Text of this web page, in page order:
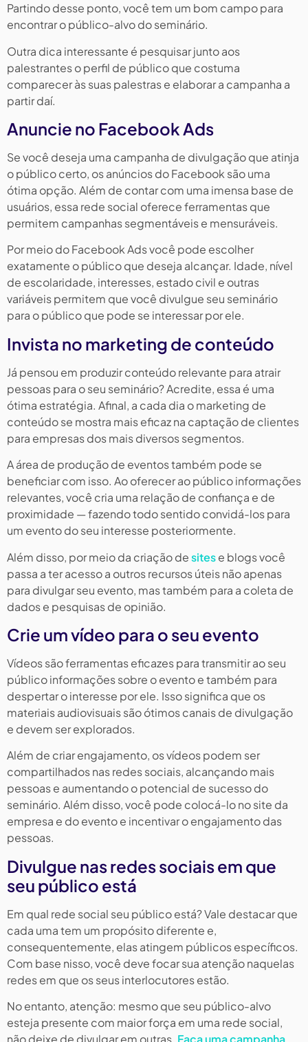
Partindo desse ponto, você tem um bom campo para
encontrar o público-alvo do seminário.
Outra dica interessante é pesquisar junto aos
palestrantes o perfil de público que costuma
comparecer às suas palestras e elaborar a campanha a
partir daí.
Anuncie no Facebook Ads
Se você deseja uma campanha de divulgação que atinja
o público certo, os anúncios do Facebook são uma
ótima opção. Além de contar com uma imensa base de
usuários, essa rede social oferece ferramentas que
permitem campanhas segmentáveis e mensuráveis.
Por meio do Facebook Ads você pode escolher
exatamente o público que deseja alcançar. Idade, nível
de escolaridade, interesses, estado civil e outras
variáveis permitem que você divulgue seu seminário
para o público que pode se interessar por ele.
Invista no marketing de conteúdo
Já pensou em produzir conteúdo relevante para atrair
pessoas para o seu seminário? Acredite, essa é uma
ótima estratégia. Afinal, a cada dia o marketing de
conteúdo se mostra mais eficaz na captação de clientes
para empresas dos mais diversos segmentos.
A área de produção de eventos também pode se
beneficiar com isso. Ao oferecer ao público informações
relevantes, você cria uma relação de confiança e de
proximidade — fazendo todo sentido convidá-los para
um evento do seu interesse posteriormente.
Além disso, por meio da criação desitese blogs você
passa a ter acesso a outros recursos úteis não apenas
para divulgar seu evento, mas também para a coleta de
dados e pesquisas de opinião.
Crie um vídeo para o seu evento
Vídeos são ferramentas eficazes para transmitir ao seu
público informações sobre o evento e também para
despertar o interesse por ele. Isso significa que os
materiais audiovisuais são ótimos canais de divulgação
e devem ser explorados.
Além de criar engajamento, os vídeos podem ser
compartilhados nas redes sociais, alcançando mais
pessoas e aumentando o potencial de sucesso do
seminário. Além disso, você pode colocá-lo no site da
empresa e do evento e incentivar o engajamento das
pessoas.
Divulgue nas redes sociais em que
seu público está
Em qual rede social seu público está? Vale destacar que
cada uma tem um propósito diferente e,
consequentemente, elas atingem públicos específicos.
Com base nisso, você deve focar sua atenção naquelas
redes em que os seus interlocutores estão.
No entanto, atenção: mesmo que seu público-alvo
esteja presente com maior força em uma rede social,
não deixe de divulgar em outras. Faça uma campanha